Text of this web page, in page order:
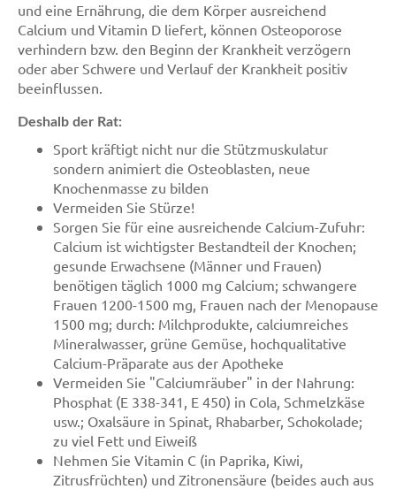
und eine Ernährung, die dem Körper ausreichend
Calcium und Vitamin D liefert, können Osteoporose
verhindern bzw. den Beginn der Krankheit verzögern
oder aber Schwere und Verlauf der Krankheit positiv
beeinflussen.
Deshalb der Rat:
Sport kräftigt nicht nur die Stützmuskulatur
sondern animiert die Osteoblasten, neue
Knochenmasse zu bilden
Vermeiden Sie Stürze!
Sorgen Sie für eine ausreichende Calcium-Zufuhr:
Calcium ist wichtigster Bestandteil der Knochen;
gesunde Erwachsene (Männer und Frauen)
benötigen täglich 1000 mg Calcium; schwangere
Frauen 1200-1500 mg, Frauen nach der Menopause
1500 mg; durch: Milchprodukte, calciumreiches
Mineralwasser, grüne Gemüse, hochqualitative
Calcium-Präparate aus der Apotheke
Vermeiden Sie "Calciumräuber" in der Nahrung:
Phosphat (E 338-341, E 450) in Cola, Schmelzkäse
usw.; Oxalsäure in Spinat, Rhabarber, Schokolade;
zu viel Fett und Eiweiß
Nehmen Sie Vitamin C (in Paprika, Kiwi,
Zitrusfrüchten) und Zitronensäure (beides auch aus